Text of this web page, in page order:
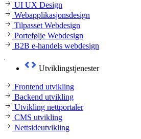
UI UX Design
Webapplikasjonsdesign
Tilpasset Webdesign
Portefølje Webdesign
B2B e-handels webdesign
Utviklingstjenester
Frontend utvikling
Backend utvikling
Utvikling nettportaler
CMS utvikling
Nettsideutvikling